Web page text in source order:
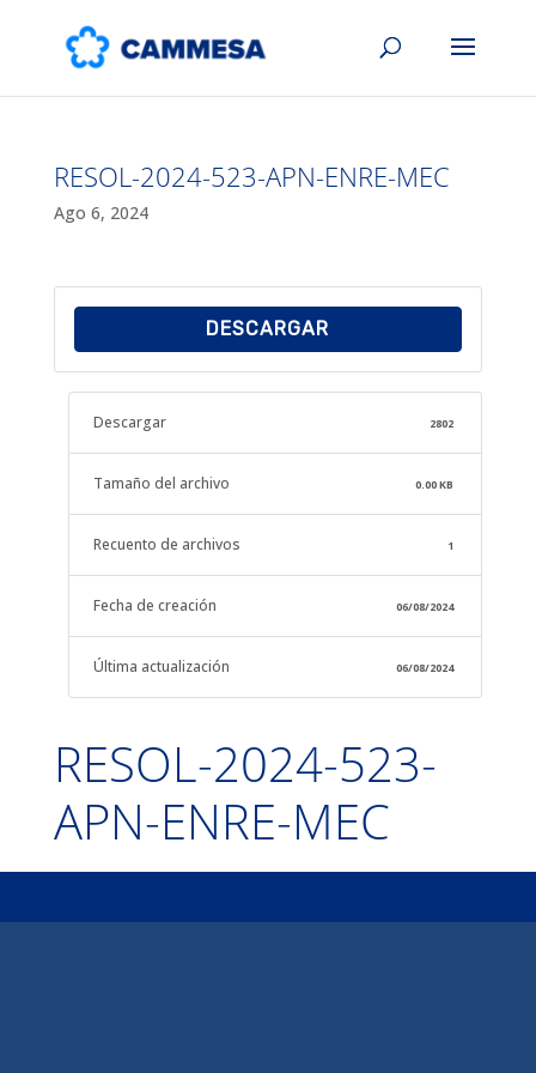
RESOL-2024-523-APN-ENRE-MEC
Ago 6, 2024
DESCARGAR
Descargar 2802
Tamaño del archivo 0.00 KB
Recuento de archivos 1
Fecha de creación 06/08/2024
Última actualización 06/08/2024
RESOL-2024-523-
APN-ENRE-MEC